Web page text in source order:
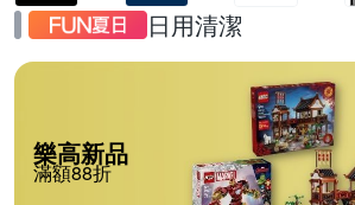
日用清潔
樂高新品
滿額88折